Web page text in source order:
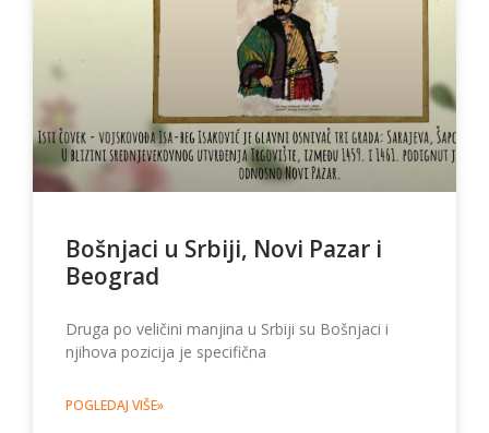
Bošnjaci u Srbiji, Novi Pazar i
Beograd
Druga po veličini manjina u Srbiji su Bošnjaci i
njihova pozicija je specifična
POGLEDAJ VIŠE»